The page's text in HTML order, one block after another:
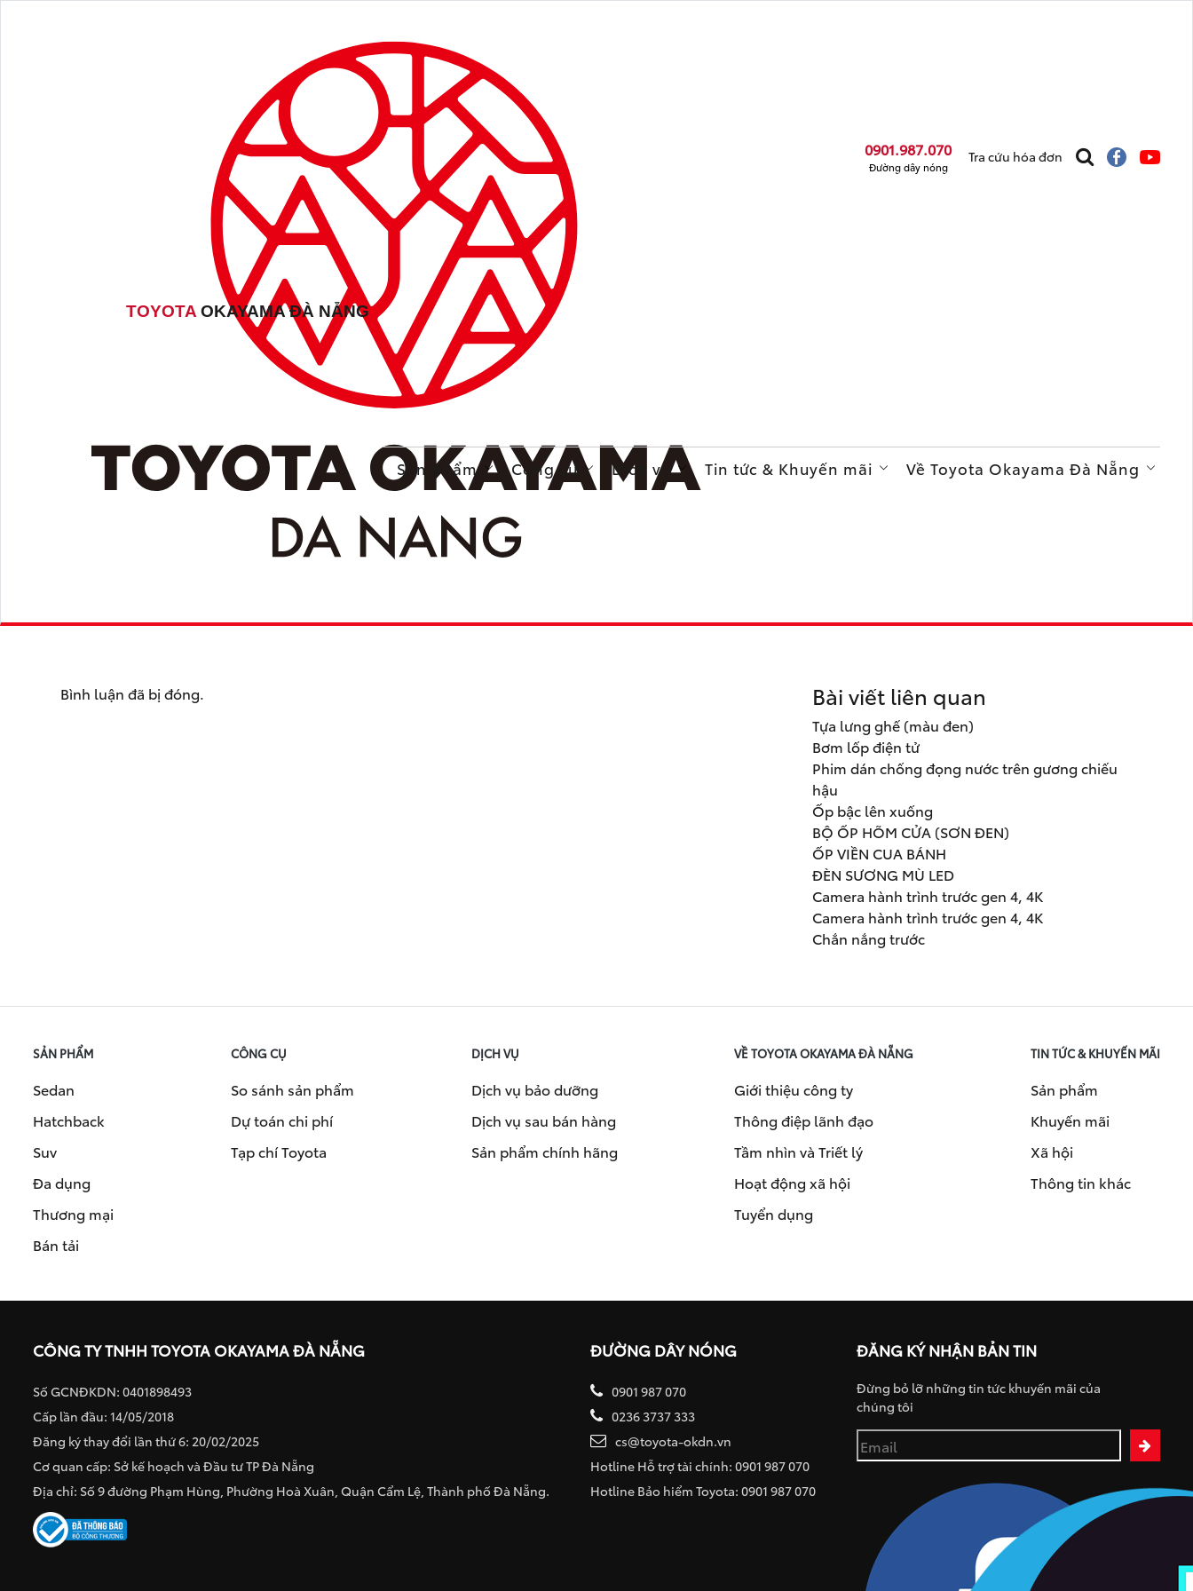
TOYOTA OKAYAMA ĐÀ NẴNG
0901.987.070
Đường dây nóng
Tra cứu hóa đơn
Sản phẩm Công cụ Dịch vụ Tin tức & Khuyến mãi Về Toyota Okayama Đà Nẵng
Bình luận đã bị đóng. Bài viết liên quan
Tựa lưng ghế (màu đen)
Bơm lốp điện tử
Phim dán chống đọng nước trên gương chiếu
hậu
Ốp bậc lên xuống
BỘ ỐP HÕM CỬA (SƠN ĐEN)
ỐP VIỀN CUA BÁNH
ĐÈN SƯƠNG MÙ LED
Camera hành trình trước gen 4, 4K
Camera hành trình trước gen 4, 4K
Chắn nắng trước
SẢN PHẨM
Sedan
Hatchback
Suv
Đa dụng
Thương mại
Bán tải
CÔNG CỤ
So sánh sản phẩm
Dự toán chi phí
Tạp chí Toyota
DỊCH VỤ
Dịch vụ bảo dưỡng
Dịch vụ sau bán hàng
Sản phẩm chính hãng
VỀ TOYOTA OKAYAMA ĐÀ NẴNG
Giới thiệu công ty
Thông điệp lãnh đạo
Tầm nhìn và Triết lý
Hoạt động xã hội
Tuyển dụng
TIN TỨC & KHUYẾN MÃI
Sản phẩm
Khuyến mãi
Xã hội
Thông tin khác
CÔNG TY TNHH TOYOTA OKAYAMA ĐÀ NẴNG
Số GCNĐKDN: 0401898493
Cấp lần đầu: 14/05/2018
Đăng ký thay đổi lần thứ 6: 20/02/2025
Cơ quan cấp: Sở kế hoạch và Đầu tư TP Đà Nẵng
Địa chỉ: Số 9 đường Phạm Hùng, Phường Hoà Xuân, Quận Cẩm Lệ, Thành phố Đà Nẵng.
ĐƯỜNG DÂY NÓNG
0901 987 070
0236 3737 333
cs@toyota-okdn.vn
Hotline Hỗ trợ tài chính: 0901 987 070
Hotline Bảo hiểm Toyota: 0901 987 070
ĐĂNG KÝ NHẬN BẢN TIN
Đừng bỏ lỡ những tin tức khuyến mãi của
chúng tôi